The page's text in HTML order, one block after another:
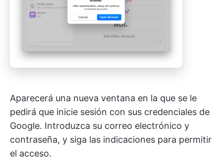
Aparecerá una nueva ventana en la que se le
pedirá que inicie sesión con sus credenciales de
Google. Introduzca su correo electrónico y
contraseña, y siga las indicaciones para permitir
el acceso.